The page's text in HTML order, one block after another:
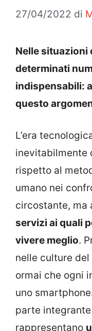
27/04/2022 di
Nelle situazioni
determinati
indispensabili:
questo
L’era
inevitabilmente
rispetto al
umano nei
circostante, ma
servizi ai quali
vivere meglio.
nelle culture
ormai che ogni
uno
parte
rappresentano